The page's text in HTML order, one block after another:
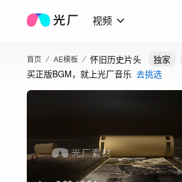
视频
首页 AE模板 怀旧历史片头 独家
买正版BGM，就上光厂音乐 去挑选